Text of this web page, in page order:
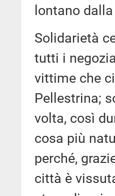
lontano
Solidarietà
tutti i
vittime che
Pellestrina;
volta, così
cosa più
perché,
città è